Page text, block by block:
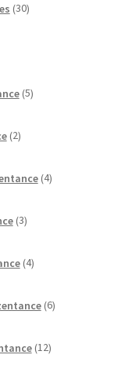
30izdelkov
5izdelkov
2izdelka
4izdelki
3izdelki
4izdelki
6izdelkov
12izdelkov